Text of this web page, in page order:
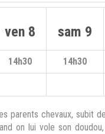
ven 8 sam 9
14h30 14h30
parents chevaux, subit
on lui vole son